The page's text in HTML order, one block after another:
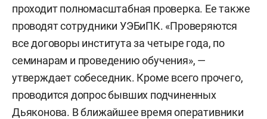
проходит полномасштабная проверка. Ее также
проводят сотрудники УЭБиПК. «Проверяются
все договоры института за четыре года, по
семинарам и проведению обучения», —
утверждает собеседник. Кроме всего прочего,
проводится допрос бывших подчиненных
Дьяконова. В ближайшее время оперативники